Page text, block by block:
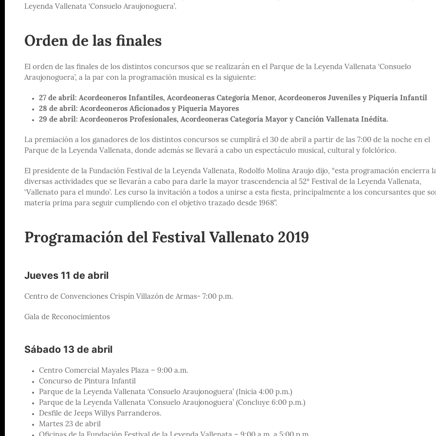
Leyenda Vallenata ‘Consuelo Araujonoguera’.
Orden de las finales
El orden de las finales de los distintos concursos que se realizarán en el Parque de la Leyenda Vallenata ‘Consuelo
Araujonoguera’, a la par con la programación musical es la siguiente:
27 de abril: Acordeoneros Infantiles, Acordeoneras Categoría Menor, Acordeoneros Juveniles y Piqueria Infantil
28 de abril: Acordeoneros Aficionados y Piqueria Mayores
29 de abril: Acordeoneros Profesionales, Acordeoneras Categoría Mayor y Canción Vallenata Inédita.
La premiación a los ganadores de los distintos concursos se cumplirá el 30 de abril a partir de las 7:00 de la noche en el
Parque de la Leyenda Vallenata, donde además se llevará a cabo un espectáculo musical, cultural y folclórico.
El presidente de la Fundación Festival de la Leyenda Vallenata, Rodolfo Molina Araujo dijo, “esta programación encierra
diversas actividades que se llevarán a cabo para darle la mayor trascendencia al 52° Festival de la Leyenda Vallenata,
‘Vallenato para el mundo’. Les curso la invitación a todos a unirse a esta fiesta, principalmente a los concursantes que
materia prima para seguir cumpliendo con el objetivo trazado desde 1968”.
Programación del Festival Vallenato 2019
Jueves 11 de abril
Centro de Convenciones Crispín Villazón de Armas- 7:00 p.m.
Gala de Reconocimientos
Sábado 13 de abril
Centro Comercial Mayales Plaza – 9:00 a.m.
Concurso de Pintura Infantil
Parque de la Leyenda Vallenata ‘Consuelo Araujonoguera’ (Inicia 4:00 p.m.)
Parque de la Leyenda Vallenata ‘Consuelo Araujonoguera’ (Concluye 6:00 p.m.)
Desfile de Jeeps Willys Parranderos.
Martes 23 de abril